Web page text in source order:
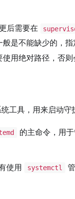
后需要在
般是不能缺少的，
用绝对路径，否则
统工具，用来启动守
的主命令，用
使用 systemctl